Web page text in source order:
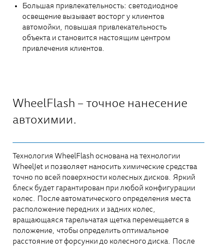
Большая привлекательность: светодиодное
освещение вызывает восторг у клиентов
автомойки, повышая привлекательность
объекта и становится настоящим центром
привлечения клиентов.
WheelFlash – точное нанесение
автохимии.
Технология WheelFlash основана на технологии
WheelJet и позволяет наносить химические средства
точно по всей поверхности колесных дисков. Яркий
блеск будет гарантирован при любой конфигурации
колес. После автоматического определения места
расположение передних и задних колес,
вращающаяся тарельчатая щетка перемещается в
положение, чтобы определить оптимальное
расстояние от форсунки до колесного диска. После